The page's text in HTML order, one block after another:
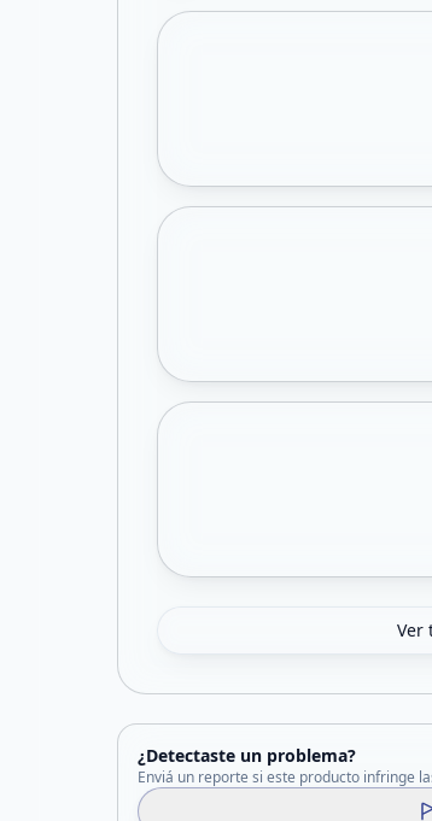
Ver
¿Detectaste un problema?
Enviá un reporte si este producto infringe